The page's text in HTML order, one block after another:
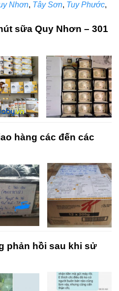
Nhơn, Tây Sơn, Tuy Phước,
sữa Quy Nhơn – 301
hàng các đến các
phản hồi sau khi sử